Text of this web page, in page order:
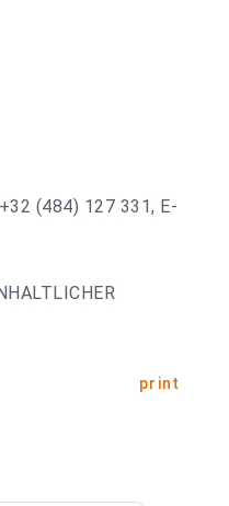
(484) 127 331, E-
print